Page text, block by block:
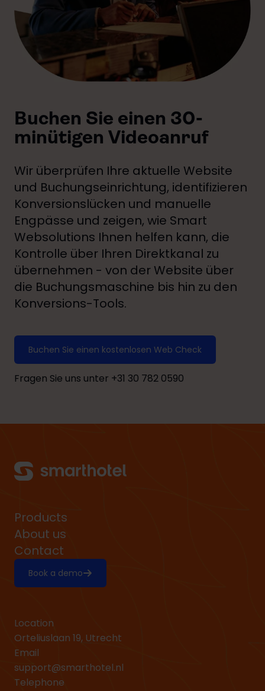
Buchen Sie einen 30-
minütigen Videoanruf
Wir überprüfen Ihre aktuelle Website
und Buchungseinrichtung, identifizieren
Konversionslücken und manuelle
Engpässe und zeigen, wie Smart
Websolutions Ihnen helfen kann, die
Kontrolle über Ihren Direktkanal zu
übernehmen - von der Website über
die Buchungsmaschine bis hin zu den
Konversions-Tools.
Buchen Sie einen kostenlosen Web Check
Fragen Sie uns unter +31 30 782 0590
Products
About us
Contact
Book a demo
Location
Orteliuslaan 19, Utrecht
Email
support@smarthotel.nl
Telephone